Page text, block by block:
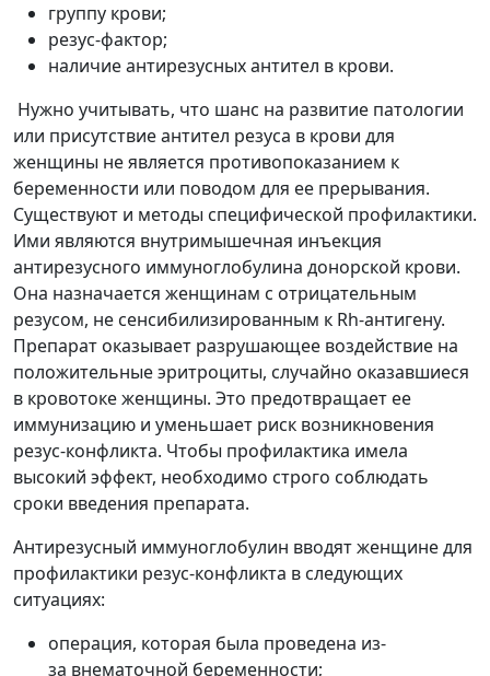
группу крови;
резус-фактор;
наличие антирезусных антител в крови.
Нужно учитывать, что шанс на развитие патологии
или присутствие антител резуса в крови для
женщины не является противопоказанием к
беременности или поводом для ее прерывания.
Существуют и методы специфической профилактики.
Ими являются внутримышечная инъекция
антирезусного иммуноглобулина донорской крови.
Она назначается женщинам с отрицательным
резусом, не сенсибилизированным к Rh-антигену.
Препарат оказывает разрушающее воздействие на
положительные эритроциты, случайно оказавшиеся
в кровотоке женщины. Это предотвращает ее
иммунизацию и уменьшает риск возникновения
резус-конфликта. Чтобы профилактика имела
высокий эффект, необходимо строго соблюдать
сроки введения препарата.
Антирезусный иммуноглобулин вводят женщине для
профилактики резус-конфликта в следующих
ситуациях:
операция, которая была проведена из-
за внематочной беременности;